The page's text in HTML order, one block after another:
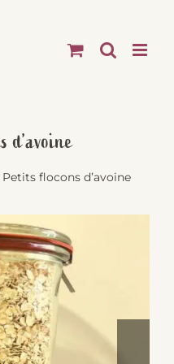
d’avoine
Petits flocons d’avoine